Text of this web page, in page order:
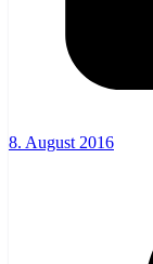
8. August 2016